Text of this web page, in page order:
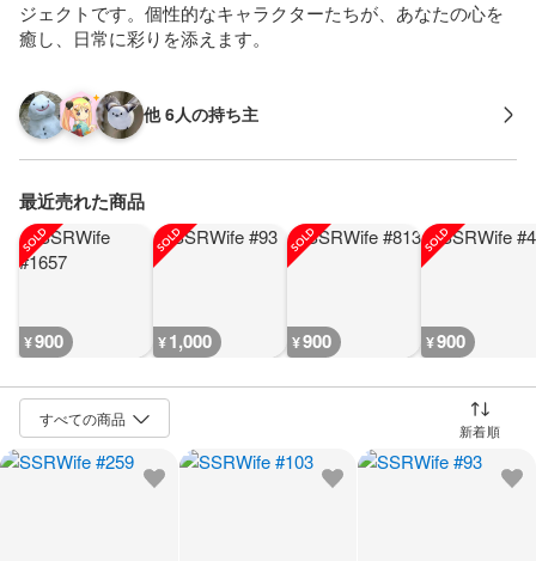
ジェクトです。個性的なキャラクターたちが、あなたの心を
癒し、日常に彩りを添えます。
他 6人の持ち主
最近売れた商品
¥900 ¥1,000 ¥900 ¥900
並び替え